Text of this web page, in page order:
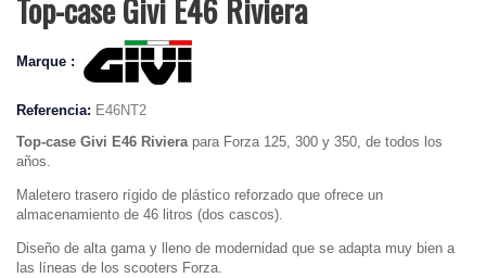
Marque :
Referencia: E46NT2
Top-case Givi E46 Rivierapara Forza 125, 300 y 350, de todos los
años.
Maletero trasero rígido de plástico reforzado que ofrece un
almacenamiento de 46 litros (dos cascos).
Diseño de alta gama y lleno de modernidad que se adapta muy bien a
las líneas de los scooters Forza.